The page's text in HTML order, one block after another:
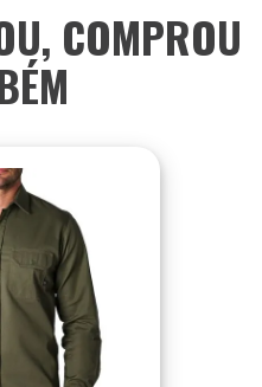
COMPROU